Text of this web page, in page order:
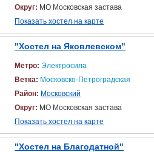
Округ: МО Московская застава
Показать хостел на карте
"Хостел на Яковлевском"
Метро: Электросила
Ветка: Московско-Петроградская
Район: Московский
Округ: МО Московская застава
Показать хостел на карте
"Хостел на Благодатной"